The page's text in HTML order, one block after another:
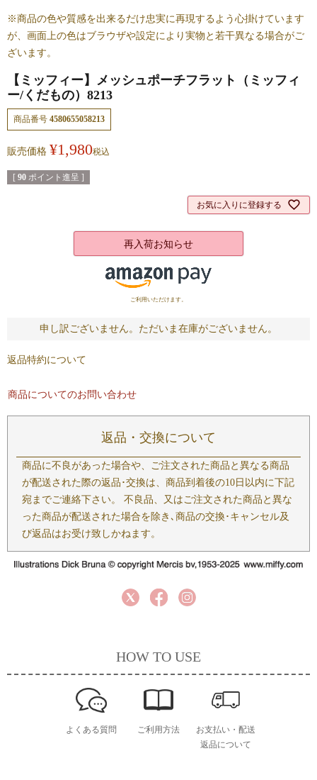
※商品の色や質感を出来るだけ忠実に再現するよう心掛けています
が、画面上の色はブラウザや設定により実物と若干異なる場合がご
ざいます。
【ミッフィー】メッシュポーチフラット（ミッフィ
ー/くだもの）8213
商品番号 4580655058213
販売価格 ¥1,980税込
[ 90 ポイント進呈 ]
お気に入りに登録する
再入荷お知らせ
ご利用いただけます。
申し訳ございません。ただいま在庫がございません。
返品特約について
商品についてのお問い合わせ
返品・交換について
商品に不良があった場合や、ご注文された商品と異なる商品
が配送された際の返品･交換は、商品到着後の10日以内に下記
宛までご連絡下さい。 不良品、又はご注文された商品と異な
った商品が配送された場合を除き､商品の交換･キャンセル及
び返品はお受け致しかねます。
HOW TO USE
よくある質問 ご利用方法
お支払い・配送
返品について